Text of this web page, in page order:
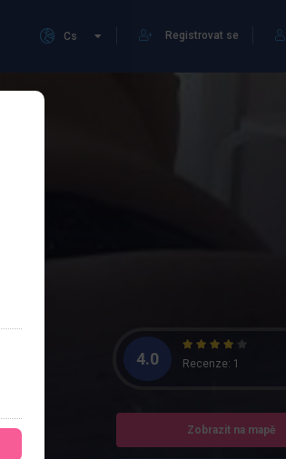
Registrovat se
Cs
4.0 Recenze: 1
Zobrazit na mapě